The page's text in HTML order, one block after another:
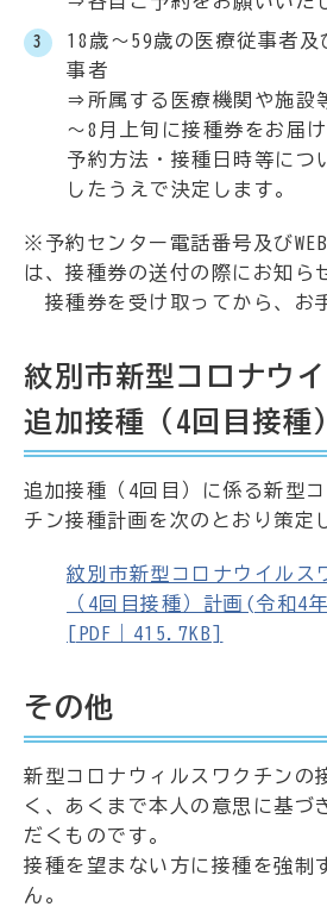
18歳～59歳の医療従事者
事者
⇒所属する医療機関や施設
～8月上旬に接種券をお届け
予約方法・接種日時等につ
したうえで決定します。
※予約センター電話番号及び
は、接種券の送付の際にお知ら
接種券を受け取ってから、お
紋別市新型コロナウ
追加接種（4回目接種
追加接種（4回目）に係る新型
チン接種計画を次のとおり策定
紋別市新型コロナウイルス
（4回目接種）計画(令和4
[PDF｜415.7KB]
その他
新型コロナウィルスワクチンの
く、あくまで本人の意思に基づ
だくものです。
接種を望まない方に接種を強制
ん。